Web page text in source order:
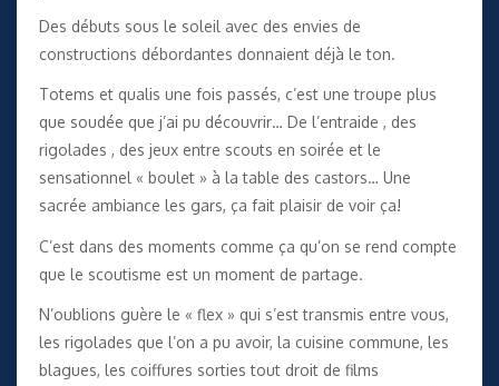
Des débuts sous le soleil avec des envies de
constructions débordantes donnaient déjà le ton.
Totems et qualis une fois passés, c’est une troupe plus
que soudée que j’ai pu découvrir… De l’entraide , des
rigolades , des jeux entre scouts en soirée et le
sensationnel « boulet » à la table des castors… Une
sacrée ambiance les gars, ça fait plaisir de voir ça!
C’est dans des moments comme ça qu’on se rend compte
que le scoutisme est un moment de partage.
N’oublions guère le « flex » qui s’est transmis entre vous,
les rigolades que l’on a pu avoir, la cuisine commune, les
blagues, les coiffures sorties tout droit de films